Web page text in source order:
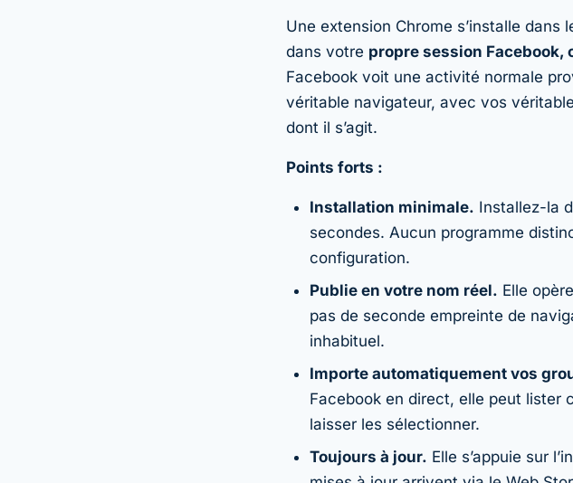
Une extension Chrome s’installe dans
dans votre propre session Facebook,
Facebook voit une activité normale
véritable navigateur, avec vos
dont il s’agit.
Points forts :
Installation minimale. Installez-la
secondes. Aucun programme
configuration.
Publie en votre nom réel. Elle
pas de seconde empreinte de
inhabituel.
Importe automatiquement vos
Facebook en direct, elle peut lister
laisser les sélectionner.
Toujours à jour. Elle s’appuie sur